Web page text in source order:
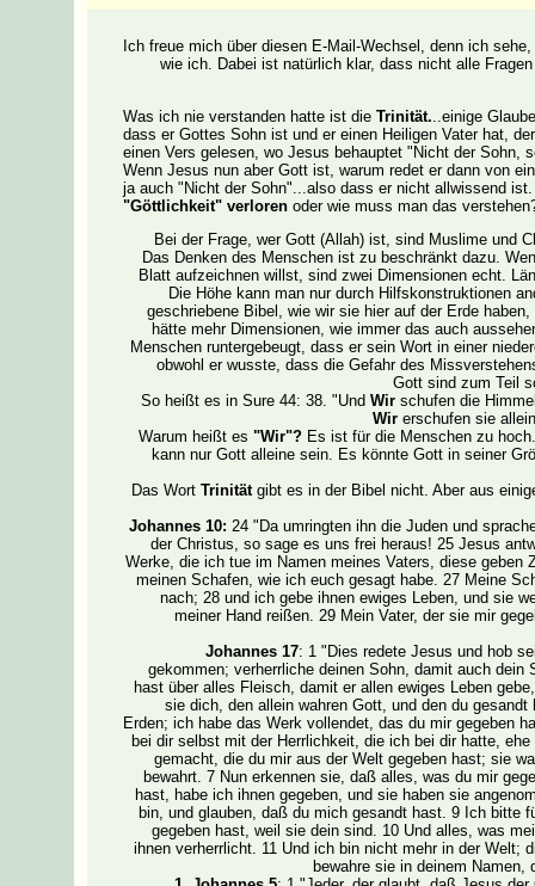
Ich freue mich über diesen E-Mail-Wechsel, denn ich
wie ich. Dabei ist natürlich klar, dass nicht alle
Was ich nie verstanden hatte ist die Trinität. ..einige
dass er Gottes Sohn ist und er einen Heiligen Vater hat,
einen Vers gelesen, wo Jesus behauptet "Nicht der Sohn,
Wenn Jesus nun aber Gott ist, warum redet er dann von
ja auch "Nicht der Sohn"...also dass er nicht allwissend
"Göttlichkeit" verloren oder wie muss man das
Bei der Frage, wer Gott (Allah) ist, sind Muslime und
Das Denken des Menschen ist zu beschränkt dazu.
Blatt aufzeichnen willst, sind zwei Dimensionen echt.
Die Höhe kann man nur durch Hilfskonstruktionen
geschriebene Bibel, wie wir sie hier auf der Erde
hätte mehr Dimensionen, wie immer das auch
Menschen runtergebeugt, dass er sein Wort in einer
obwohl er wusste, dass die Gefahr des
Gott sind zum Teil
So heißt es in Sure 44: 38. "Und Wir schufen die
Wirerschufen sie
Warum heißt es "Wir"? Es ist für die Menschen zu
kann nur Gott alleine sein. Es könnte Gott in seiner
Das Wort Trinität gibt es in der Bibel nicht. Aber aus
Johannes 10: 24 "Da umringten ihn die Juden und
der Christus, so sage es uns frei heraus! 25 Jesus
Werke, die ich tue im Namen meines Vaters, diese
meinen Schafen, wie ich euch gesagt habe. 27 Meine
nach; 28 und ich gebe ihnen ewiges Leben, und sie
meiner Hand reißen. 29 Mein Vater, der sie mir
Johannes 17: 1 "Dies redete Jesus und hob
gekommen; verherrliche deinen Sohn, damit auch
hast über alles Fleisch, damit er allen ewiges Leben
sie dich, den allein wahren Gott, und den du
Erden; ich habe das Werk vollendet, das du mir gegeben
bei dir selbst mit der Herrlichkeit, die ich bei dir hatte,
gemacht, die du mir aus der Welt gegeben hast; sie
bewahrt. 7 Nun erkennen sie, daß alles, was du mir
hast, habe ich ihnen gegeben, und sie haben sie
bin, und glauben, daß du mich gesandt hast. 9 Ich bitte
gegeben hast, weil sie dein sind. 10 Und alles, was
ihnen verherrlicht. 11 Und ich bin nicht mehr in der Welt;
bewahre sie in deinem